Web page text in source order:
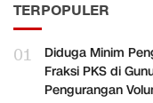
TERPOPULER
01
Diduga Minim
Fraksi PKS di
Pengurangan